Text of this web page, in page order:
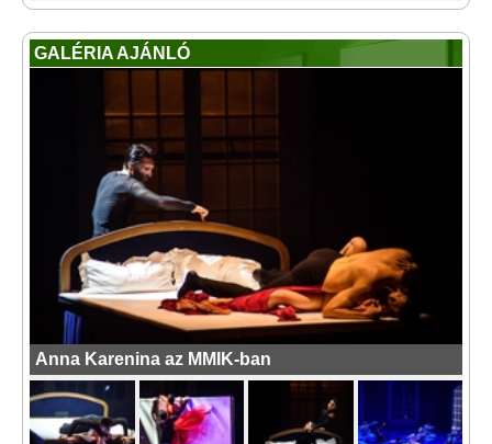
GALÉRIA AJÁNLÓ
Anna Karenina az MMIK-ban